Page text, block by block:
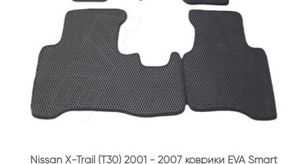
Nissan X-Trail (T30) 2001 - 2007 коврики EVA Smart